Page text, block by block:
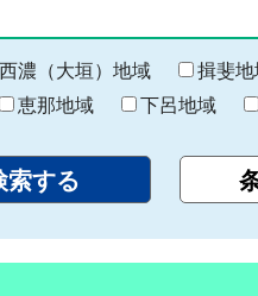
西濃（大垣）地域 揖斐地
恵那地域 下呂地域